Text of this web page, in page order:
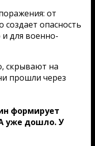
от
опасность
для военно-
скрывают на
прошли через
формирует
уже дошло. У